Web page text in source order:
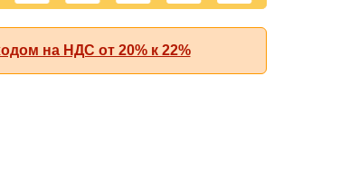
на НДС от 20% к 22%